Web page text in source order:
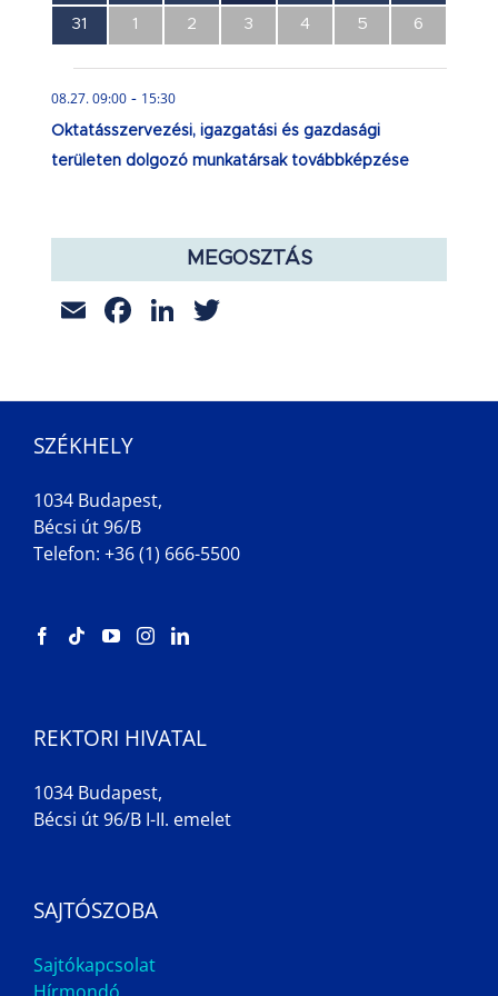
0
esemény,
31
0
esemény,
1
0
esemény,
2
0
esemény,
3
0
esemény,
4
0
esemény,
5
0
esemény,
6
08.27. 09:00- 15:30
Oktatásszervezési, igazgatási és gazdasági
területen dolgozó munkatársak továbbképzése
MEGOSZTÁS
EmailFacebook
LinkedIn
SZÉKHELY
1034 Budapest,
Bécsi út 96/B
Telefon: +36 (1) 666-5500
REKTORI HIVATAL
1034 Budapest,
Bécsi út 96/B I-II. emelet
SAJTÓSZOBA
Sajtókapcsolat